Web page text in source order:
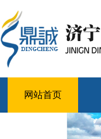
网站首页